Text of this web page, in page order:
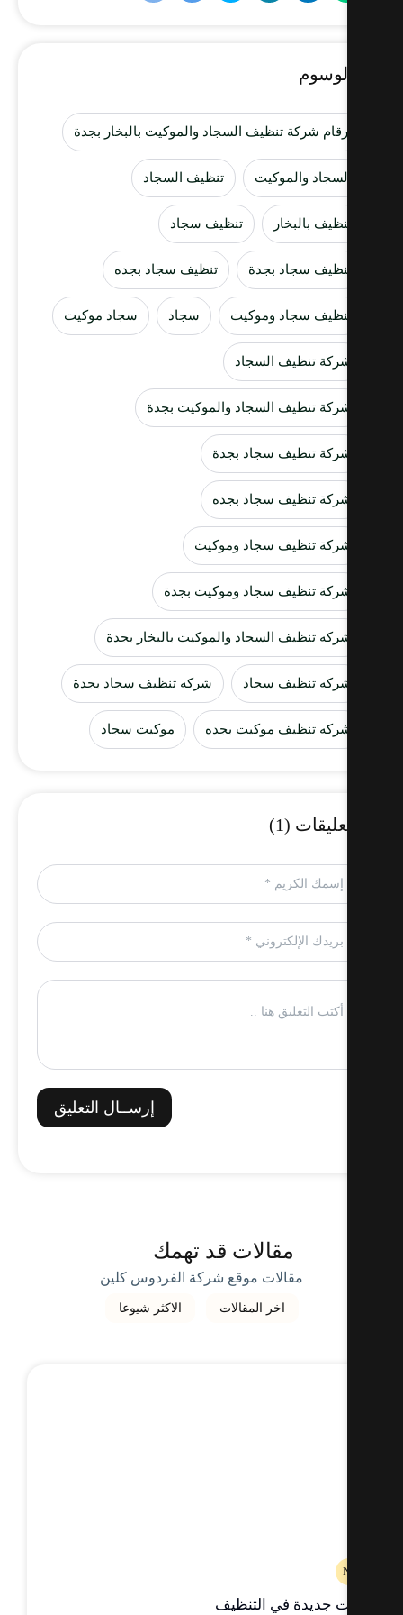
شركة تنظيف السجاد والموكيت بالبخار بجدة
والموكيت تنظيف السجاد
بالبخار تنظيف سجاد
سجاد بجدة تنظيف سجاد بجده
سجاد وموكيت سجاد سجاد موكيت
تنظيف السجاد
تنظيف السجاد والموكيت بجدة
تنظيف سجاد بجدة
تنظيف سجاد بجده
تنظيف سجاد وموكيت
تنظيف سجاد وموكيت بجدة
تنظيف السجاد والموكيت بالبخار بجدة
تنظيف سجاد شركه تنظيف سجاد بجدة
تنظيف موكيت بجده موكيت سجاد
(1)
إرســال التعليق
مقالات قد تهمك
مقالات موقع شركة الفردوس كلين
اخر المقالات الاكثر شيوعا
جديدة في التنظيف